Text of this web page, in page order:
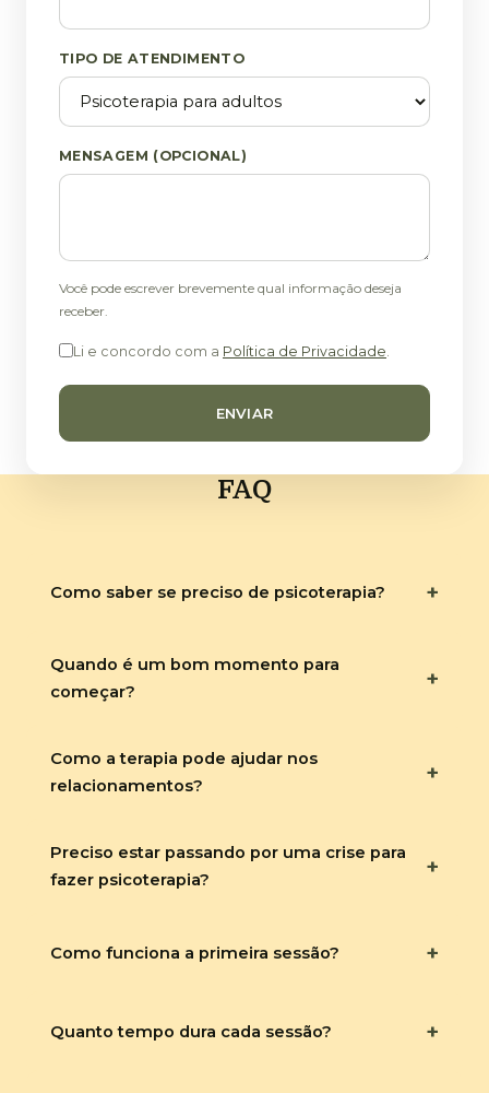
TIPO DE ATENDIMENTO
MENSAGEM (OPCIONAL)
Você pode escrever brevemente qual informação deseja
receber.
Li e concordo com a Política de Privacidade.
ENVIAR
FAQ
Como saber se preciso de psicoterapia? +
Quando é um bom momento para
começar?
+
Como a terapia pode ajudar nos
relacionamentos?
+
Preciso estar passando por uma crise para
fazer psicoterapia?
+
Como funciona a primeira sessão? +
Quanto tempo dura cada sessão? +